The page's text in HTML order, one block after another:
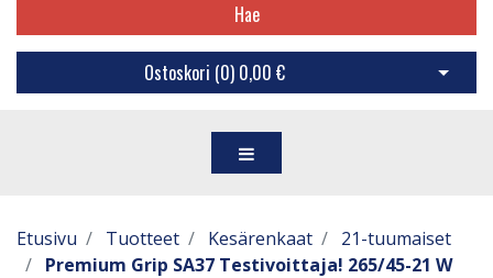
Hae
Ostoskori (0) 0,00 € Avaa
Etusivu Tuotteet Kesärenkaat
21-tuumaiset
Premium Grip SA37 Testivoittaja! 265/45-21 W